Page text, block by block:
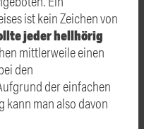
ist kein Zeichen von
jeder hellhörig
mittlerweile einen
den
der einfachen
man also davon